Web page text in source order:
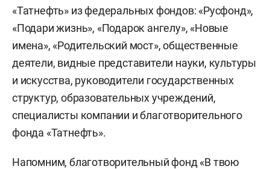
«Татнефть» из федеральных фондов: «Русфонд»,
«Подари жизнь», «Подарок ангелу», «Новые
имена», «Родительский мост», общественные
деятели, видные представители науки, культуры
и искусства, руководители государственных
структур, образовательных учреждений,
специалисты компании и благотворительного
фонда «Татнефть».
Напомним, благотворительный фонд «В твою